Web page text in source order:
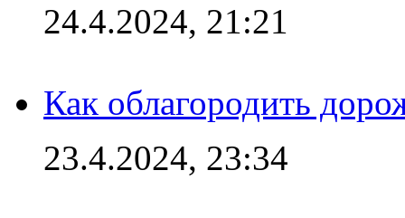
24.4.2024, 21:21
Как облагородить
23.4.2024, 23:34